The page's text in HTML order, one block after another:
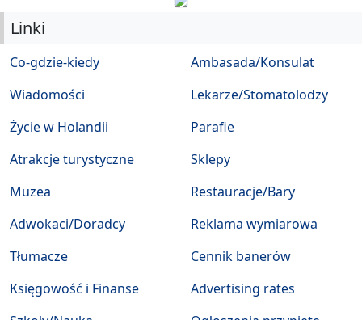
Linki
Co-gdzie-kiedy
Wiadomości
Życie w Holandii
Atrakcje turystyczne
Muzea
Ambasada/Konsulat
Lekarze/Stomatolodzy
Parafie
Sklepy
Restauracje/Bary
Adwokaci/Doradcy
Tłumacze
Księgowość i Finanse
Reklama wymiarowa
Cennik banerów
Advertising rates